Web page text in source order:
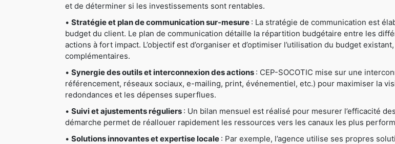
et de déterminer si les investissements sont rentables.
• Stratégie et plan de communication sur-mesure : La stratégie de communication est
budget du client. Le plan de communication détaille la répartition budgétaire entre les
actions à fort impact. L’objectif est d’organiser et d’optimiser l’utilisation du budget
complémentaires.
• Synergie des outils et interconnexion des actions : CEP-SOCOTIC mise sur une
référencement, réseaux sociaux, e-mailing, print, événementiel, etc.) pour maximiser la
redondances et les dépenses superflues.
• Suivi et ajustements réguliers : Un bilan mensuel est réalisé pour mesurer l’efficacité
démarche permet de réallouer rapidement les ressources vers les canaux les plus
• Solutions innovantes et expertise locale : Par exemple, l’agence utilise ses propres